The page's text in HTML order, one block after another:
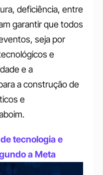
deficiência, entre
garantir que todos
seja por
e
e a
a construção de
e
tecnologia e
a Meta